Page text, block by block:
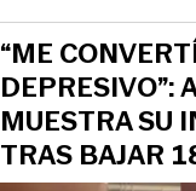
“ME
DEPRESIVO”:
MUESTRA SU
TRAS BAJAR